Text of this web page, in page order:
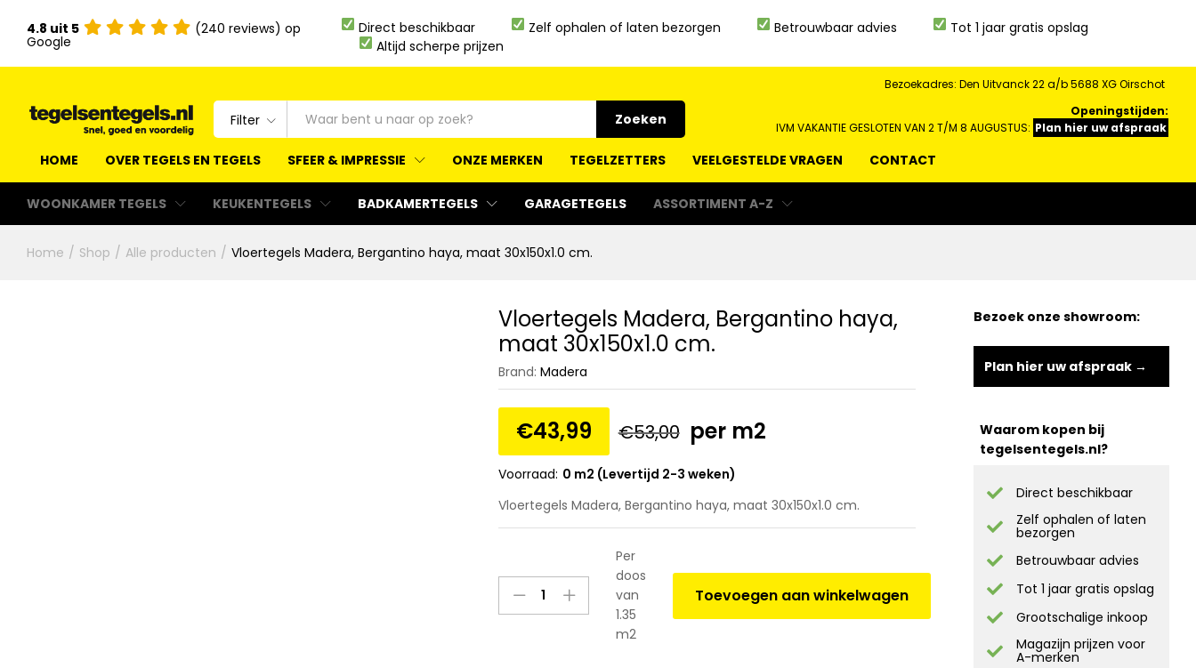
4.8 uit 5 (240 reviews) op
Google
Direct beschikbaar Zelf ophalen of laten bezorgen Betrouwbaar advies
Tot 1 jaar gratis opslag
Altijd scherpe prijzen
Bezoekadres: Den Uitvanck 22 a/b 5688 XG Oirschot
Filter Zoeken
Openingstijden:
IVM VAKANTIE GESLOTEN VAN 2 T/M 8 AUGUSTUS: Plan hier uw afspraak
HOME OVER TEGELS EN TEGELS SFEER & IMPRESSIE ONZE MERKEN TEGELZETTERS VEELGESTELDE VRAGEN CONTACT
WOONKAMER TEGELS KEUKENTEGELS BADKAMERTEGELS GARAGETEGELS ASSORTIMENT A-Z
Home / Shop / Alle producten / Vloertegels Madera, Bergantino haya, maat 30x150x1.0 cm.
Vloertegels Madera, Bergantino haya,
maat 30x150x1.0 cm.
Brand: Madera
€43,99 €53,00 per m2
Voorraad: 0 m2 (Levertijd 2-3 weken)
Vloertegels Madera, Bergantino haya, maat 30x150x1.0 cm.
Madera,
Per
doos
van
1.35
m2
Toevoegen aan winkelwagen
Bezoek onze showroom:
Plan hier uw afspraak →
Waarom kopen bij
tegelsentegels.nl?
Direct beschikbaar
Zelf ophalen of laten
bezorgen
Betrouwbaar advies
Tot 1 jaar gratis opslag
Grootschalige inkoop
Magazijn prijzen voor
A-merken